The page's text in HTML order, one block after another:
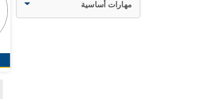
مهارات أساسية